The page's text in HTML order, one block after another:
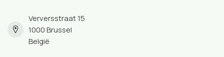
Verversstraat 15
1000 Brussel
België